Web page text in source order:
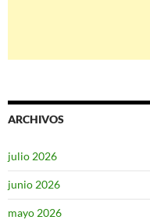
ARCHIVOS
julio 2026
junio 2026
mayo 2026